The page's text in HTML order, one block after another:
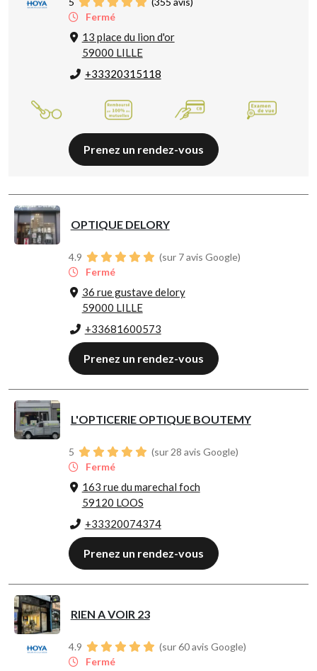
Fermé
13 place du lion d'or
59000 LILLE
+33320315118
Prenez un rendez-vous
OPTIQUE DELORY
4.9
(sur 7 avis Google)
Fermé
36 rue gustave delory
59000 LILLE
+33681600573
Prenez un rendez-vous
L'OPTICERIE OPTIQUE BOUTEMY
5
(sur 28 avis Google)
Fermé
163 rue du marechal foch
59120 LOOS
+33320074374
Prenez un rendez-vous
RIEN A VOIR 23
4.9
(sur 60 avis Google)
Fermé